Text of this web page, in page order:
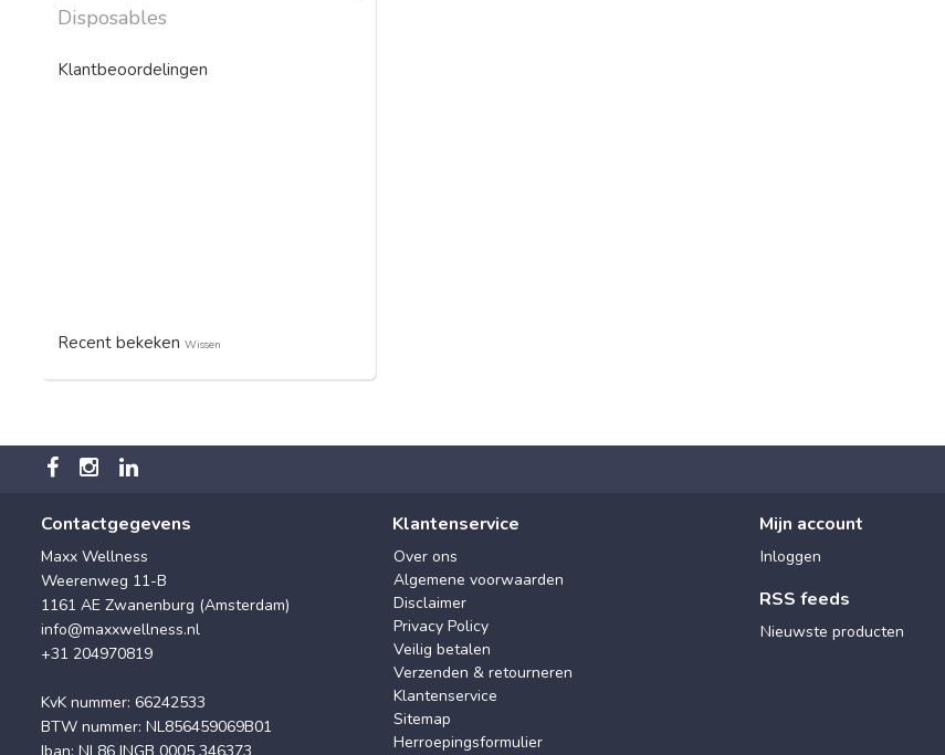
Disposables
Klantbeoordelingen
Recent bekeken Wissen
Contactgegevens
Maxx Wellness
Weerenweg 11-B
1161 AE Zwanenburg (Amsterdam)
info@maxxwellness.nl
+31 204970819
KvK nummer: 66242533
BTW nummer: NL856459069B01
Iban: NL86 INGB 0005 346373
Klantenservice
Over ons
Algemene voorwaarden
Disclaimer
Privacy Policy
Veilig betalen
Verzenden & retourneren
Klantenservice
Sitemap
Herroepingsformulier
Mijn account
Inloggen
RSS feeds
Nieuwste producten